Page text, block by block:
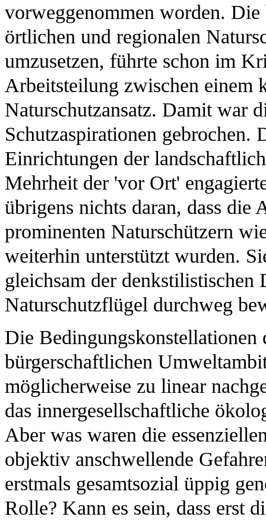
vorweggenommen worden.
örtlichen und regionalen
umzusetzen, führte schon im
Arbeitsteilung zwischen einem
Naturschutzansatz. Damit war
Schutzaspirationen
Einrichtungen der
Mehrheit der 'vor Ort'
übrigens nichts daran, dass die
prominenten Naturschützern
weiterhin unterstützt wurden.
gleichsam der denkstilistischen
Naturschutzflügel durchweg
Die
bürgerschaftlichen
möglicherweise zu linear
das innergesellschaftliche
Aber was waren die
objektiv anschwellende
erstmals gesamtsozial üppig
Rolle? Kann es sein, dass erst